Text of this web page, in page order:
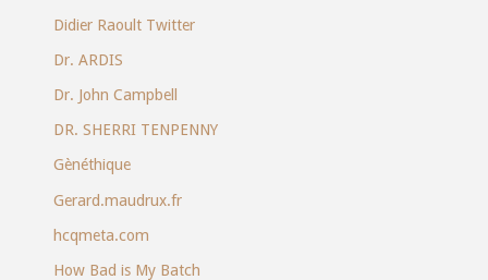
Didier Raoult Twitter
Dr. ARDIS
Dr. John Campbell
DR. SHERRI TENPENNY
Gènéthique
Gerard.maudrux.fr
hcqmeta.com
How Bad is My Batch